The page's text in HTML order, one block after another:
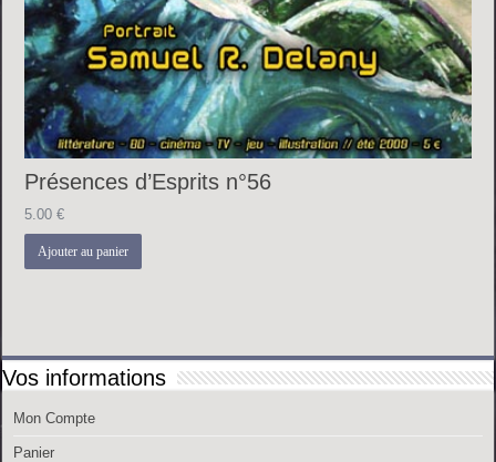
Présences d’Esprits n°56
5.00€
Ajouter au panier
Vos informations
Mon Compte
Panier